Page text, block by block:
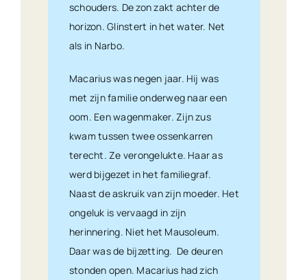
schouders. De zon zakt achter de
horizon. Glinstert in het water. Net
als in Narbo.
Macarius was negen jaar. Hij was
met zijn familie onderweg naar een
oom. Een wagenmaker. Zijn zus
kwam tussen twee ossenkarren
terecht. Ze verongelukte. Haar as
werd bijgezet in het familiegraf.
Naast de askruik van zijn moeder. Het
ongeluk is vervaagd in zijn
herinnering. Niet het Mausoleum.
Daar was de bijzetting. De deuren
stonden open. Macarius had zich